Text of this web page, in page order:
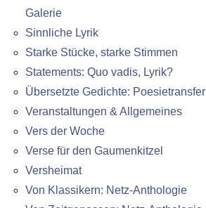
Galerie
Sinnliche Lyrik
Starke Stücke, starke Stimmen
Statements: Quo vadis, Lyrik?
Übersetzte Gedichte: Poesietransfer
Veranstaltungen & Allgemeines
Vers der Woche
Verse für den Gaumenkitzel
Versheimat
Von Klassikern: Netz-Anthologie